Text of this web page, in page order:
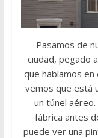
Pasamos de
ciudad, pegado
que hablamos
vemos que está
un túnel
fábrica antes
puede ver una